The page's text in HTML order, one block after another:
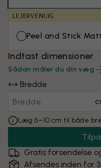
LEJERVENLIG
Peel and Stick
Indtast dimensioner
Sådan måler du din væg
Bredde
Læg 6–10 cm til både
Gratis forsendelse
Afsendes inden for